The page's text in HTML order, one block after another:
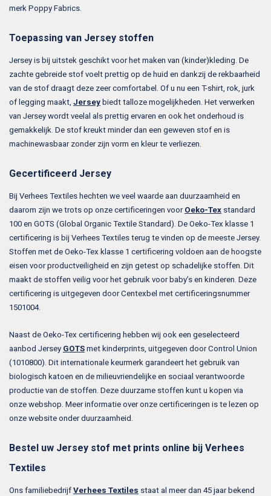
merk Poppy Fabrics.
Toepassing van Jersey stoffen
Jersey is bij uitstek geschikt voor het maken van (kinder)kleding. De
zachte gebreide stof voelt prettig op de huid en dankzij de rekbaarheid
van de stof draagt deze zeer comfortabel. Of u nu een T-shirt, rok, jurk
of legging maakt, Jersey biedt talloze mogelijkheden. Het verwerken
van Jersey wordt veelal als prettig ervaren en ook het onderhoud is
gemakkelijk. De stof kreukt minder dan een geweven stof en is
machinewasbaar zonder zijn vorm en kleur te verliezen.
Gecertificeerd Jersey
Bij Verhees Textiles hechten we veel waarde aan duurzaamheid en
daarom zijn we trots op onze certificeringen voor Oeko-Tex standard
100 en GOTS (Global Organic Textile Standard). De Oeko-Tex klasse 1
certificering is bij Verhees Textiles terug te vinden op de meeste Jersey.
Stoffen met de Oeko-Tex klasse 1 certificering voldoen aan de hoogste
eisen voor productveiligheid en zijn getest op schadelijke stoffen. Dit
maakt de stoffen veilig voor het gebruik voor baby’s en kinderen. Deze
certificering is uitgegeven door Centexbel met certificeringsnummer
1501004.
Naast de Oeko-Tex certificering hebben wij ook een geselecteerd
aanbod Jersey GOTS met kinderprints, uitgegeven door Control Union
(1010800). Dit internationale keurmerk garandeert het gebruik van
biologisch katoen en de milieuvriendelijke en sociaal verantwoorde
productie van de stoffen. Deze duurzame stoffen kunt u kopen via
onze webshop. Meer informatie over onze certificeringen is te lezen op
onze website onder duurzaamheid.
Bestel uw Jersey stof met prints online bij Verhees
Textiles
Ons familiebedrijf Verhees Textiles staat al meer dan 45 jaar bekend